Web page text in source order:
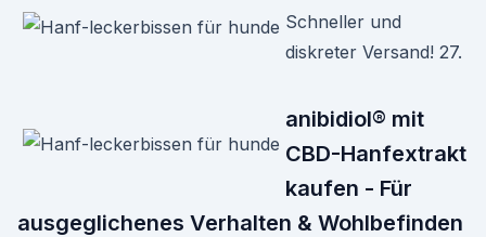
Schneller und
diskreter Versand! 27.
anibidiol® mit
CBD-Hanfextrakt
kaufen - Für
ausgeglichenes Verhalten & Wohlbefinden